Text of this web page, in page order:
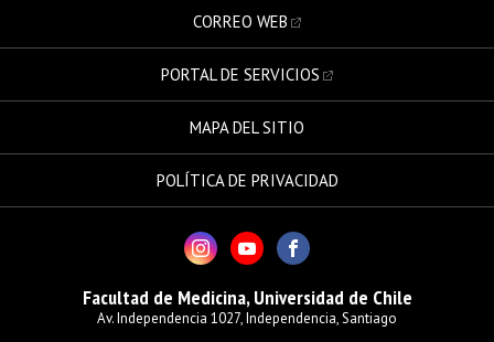
CORREO WEB
PORTAL DE SERVICIOS
MAPA DEL SITIO
POLÍTICA DE PRIVACIDAD
Facultad de Medicina, Universidad de Chile
Av. Independencia 1027, Independencia, Santiago